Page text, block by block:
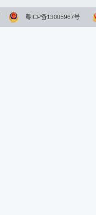
粤ICP备13005967号